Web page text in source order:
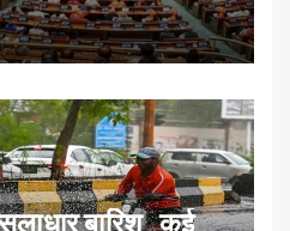
बारिश, कई